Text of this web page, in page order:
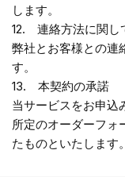
します。
12. 連絡方法に関し
弊社とお客様との連
す。
13. 本契約の承諾
当サービスをお申込
所定のオーダーフォ
たものといたします。